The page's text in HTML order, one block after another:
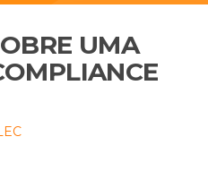
UMA